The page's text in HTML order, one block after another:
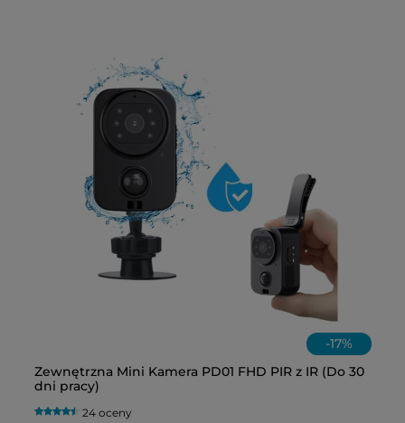
-17%
Zewnętrzna Mini Kamera PD01 FHD PIR z IR (Do 30
dni pracy)
24 oceny